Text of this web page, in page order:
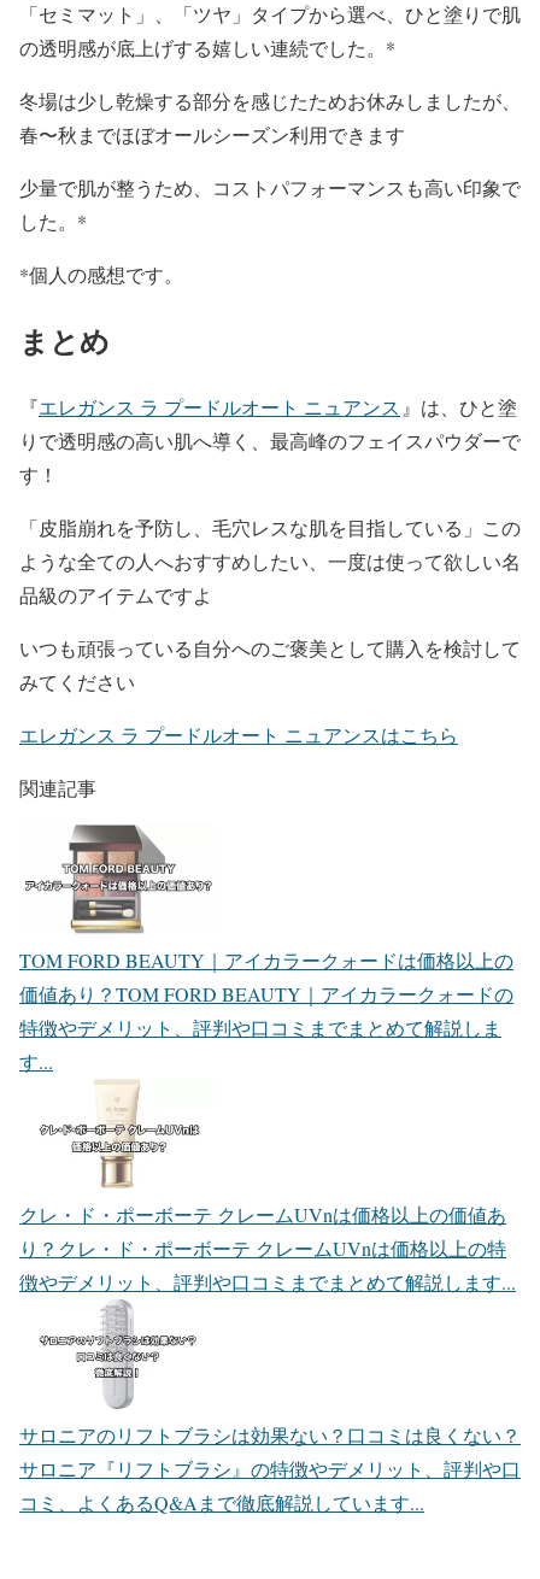
「セミマット」、「ツヤ」タイプから選べ、ひと塗りで肌
の透明感が底上げする嬉しい連続でした。*
冬場は少し乾燥する部分を感じたためお休みしましたが、
春〜秋までほぼオールシーズン利用できます
少量で肌が整うため、コストパフォーマンスも高い印象で
した。*
*個人の感想です。
まとめ
『エレガンス ラ プードルオート ニュアンス 』は、ひと塗
りで透明感の高い肌へ導く、最高峰のフェイスパウダーで
す！
「皮脂崩れを予防し、毛穴レスな肌を目指している」この
ような全ての人へおすすめしたい、一度は使って欲しい名
品級のアイテムですよ
いつも頑張っている自分へのご褒美として購入を検討して
みてください
エレガンス ラ プードルオート ニュアンスはこちら
関連記事
TOM FORD BEAUTY｜アイカラークォードは価格以上の
価値あり？TOM FORD BEAUTY｜アイカラークォードの
特徴やデメリット、評判や口コミまでまとめて解説しま
す...
クレ・ド・ポーボーテ クレームUVnは価格以上の価値あ
り？ クレ・ド・ポーボーテ クレームUVnは価格以上の特
徴やデメリット、評判や口コミまでまとめて解説します...
サロニアのリフトブラシは効果ない？口コミは良くない？
サロニア『リフトブラシ』の特徴やデメリット、評判や口
コミ、よくあるQ&Aまで徹底解説しています...